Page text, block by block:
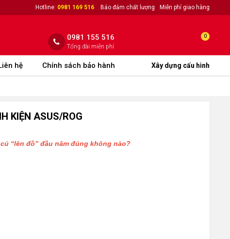
Hotline: 0981 169 516 Bảo đảm chất lượng Miễn phí giao hàng
0981 155 516
Tổng đài miễn phí
0
hệ Chính sách bảo hành Xây dựng cấu hình
KIỆN ASUS/ROG
“lên đồ” đầu năm đúng không nào?